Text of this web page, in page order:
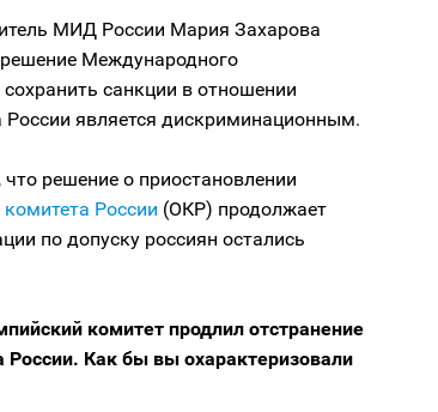
МИД России Мария Захарова
Международного
санкции в отношении
является дискриминационным.
решение о приостановлении
России (ОКР) продолжает
по допуску россиян остались
комитет продлил отстранение
России. Как бы вы охарактеризовали